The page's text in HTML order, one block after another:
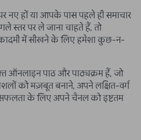
नए हों या आपके पास पहले ही समाचार
स्तर पर ले जाना चाहते हैं, तो
में सीखने के लिए हमेशा कुछ-न-
ऑनलाइन पाठ और पाठ्यक्रम हैं, जो
को मज़बूत बनाने, अपने लक्षित-वर्ग
के लिए अपने चैनल को इष्टतम